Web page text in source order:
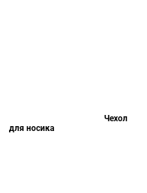
Чехол
для носика